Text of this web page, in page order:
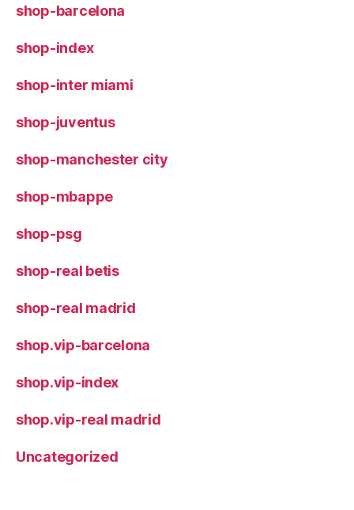
shop-barcelona
shop-index
shop-inter miami
shop-juventus
shop-manchester city
shop-mbappe
shop-psg
shop-real betis
shop-real madrid
shop.vip-barcelona
shop.vip-index
shop.vip-real madrid
Uncategorized